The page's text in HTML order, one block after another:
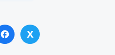
facebook X